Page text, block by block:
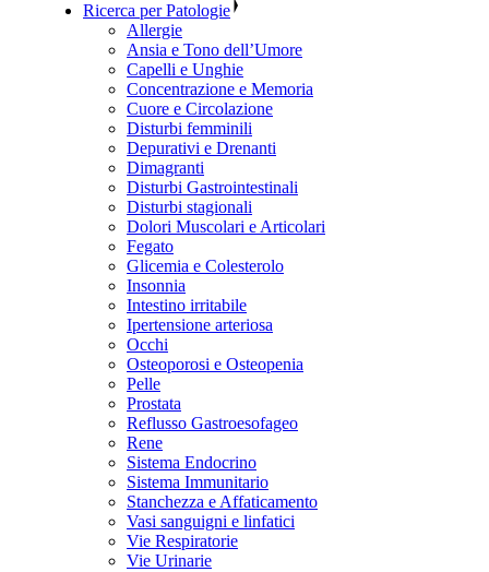
Ricerca per Patologie
Allergie
Ansia e Tono dell’Umore
Capelli e Unghie
Concentrazione e Memoria
Cuore e Circolazione
Disturbi femminili
Depurativi e Drenanti
Dimagranti
Disturbi Gastrointestinali
Disturbi stagionali
Dolori Muscolari e Articolari
Fegato
Glicemia e Colesterolo
Insonnia
Intestino irritabile
Ipertensione arteriosa
Occhi
Osteoporosi e Osteopenia
Pelle
Prostata
Reflusso Gastroesofageo
Rene
Sistema Endocrino
Sistema Immunitario
Stanchezza e Affaticamento
Vasi sanguigni e linfatici
Vie Respiratorie
Vie Urinarie